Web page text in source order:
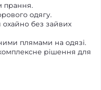
прання.
одягу.
охайно без зайвих
плямами на одязі.
рішення для